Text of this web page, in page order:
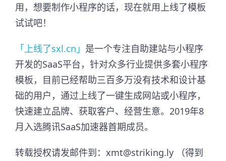
用，想要制作小程序的话，现在就用上线了模板
试试吧！
「上线了sxl.cn」 是一个专注自助建站与小程序
开发的SaaS平台，针对众多行业提供多套小程序
模板，目前已经帮助三百多万没有技术和设计基
础的用户，通过上线了一键生成网站或小程序，
快速建立品牌、获取客户、经营生意。2019年8
月入选腾讯SaaS加速器首期成员。​
转载授权请发邮件到：xmt@striking.ly （得到